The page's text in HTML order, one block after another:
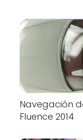
Navegación
Fluence 2014